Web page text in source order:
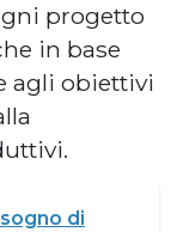
progetto
in base
agli obiettivi
di